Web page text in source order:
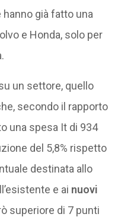
già fatto una
e Honda, solo per
un settore, quello
secondo il rapporto
una spesa It di 934
del 5,8% rispetto
destinata allo
e ai nuovi
superiore di 7 punti